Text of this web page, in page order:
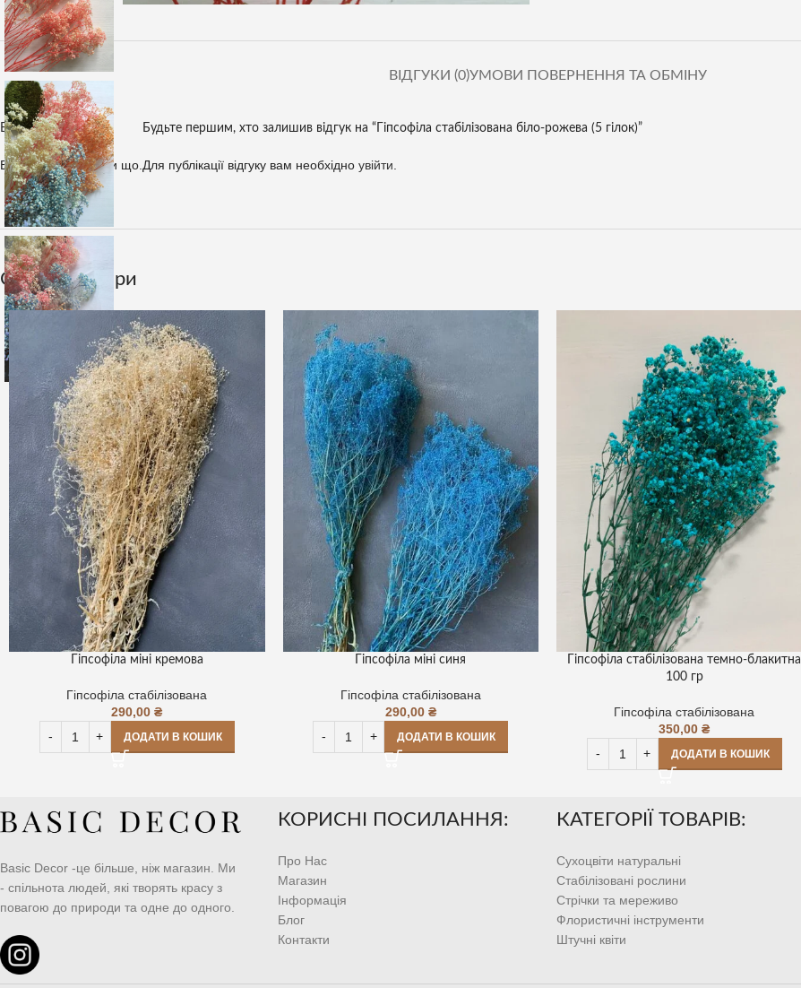
ВІДГУКИ (0)УМОВИ ПОВЕРНЕННЯ ТА ОБМІНУ
Відгуки
Відгуків немає, поки що.
Будьте першим, хто залишив відгук на “Гіпсофіла стабілізована біло-рожева (5 гілок)”
Для публікації відгуку вам необхідно увійти
Супутні товари
Гіпсофіла міні кремова
Гіпсофіла стабілізована
290,00₴
ДОДАТИ В КОШИК
Гіпсофіла міні синя
Гіпсофіла стабілізована
290,00 ₴
ДОДАТИ В КОШИК
Гіпсофіла стабілізована темно-блакитна
100 гр
Гіпсофіла стабілізована
350,00₴
ДОДАТИ В КОШИК
Basic Decor -це більше, ніж магазин. Ми
- спільнота людей, які творять красу з
повагою до природи та одне до одного.
КОРИСНІ ПОСИЛАННЯ:
Про Нас
Магазин
Інформація
Блог
Контакти
КАТЕГОРІЇ ТОВАРІВ:
Сухоцвіти натуральні
Стабілізовані рослини
Стрічки та мереживо
Флористичні інструменти
Штучні квіти